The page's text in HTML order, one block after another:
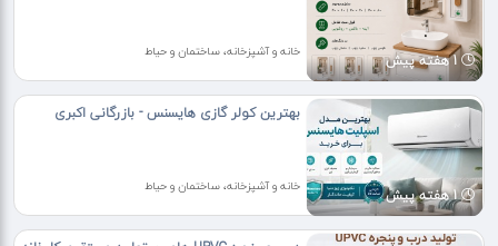
1 هفته پیش خانه و آشپزخانه، ساختمان و حیاط
1 هفته پیش
بهترین کولر گازی هایسنس - بازرگانی اکبری
خانه و آشپزخانه، ساختمان و حیاط